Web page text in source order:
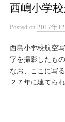
西嶋小学
Posted on 2017年
西島小学校航空
字を撮影したも
なお、ここに写
２７年に建てら